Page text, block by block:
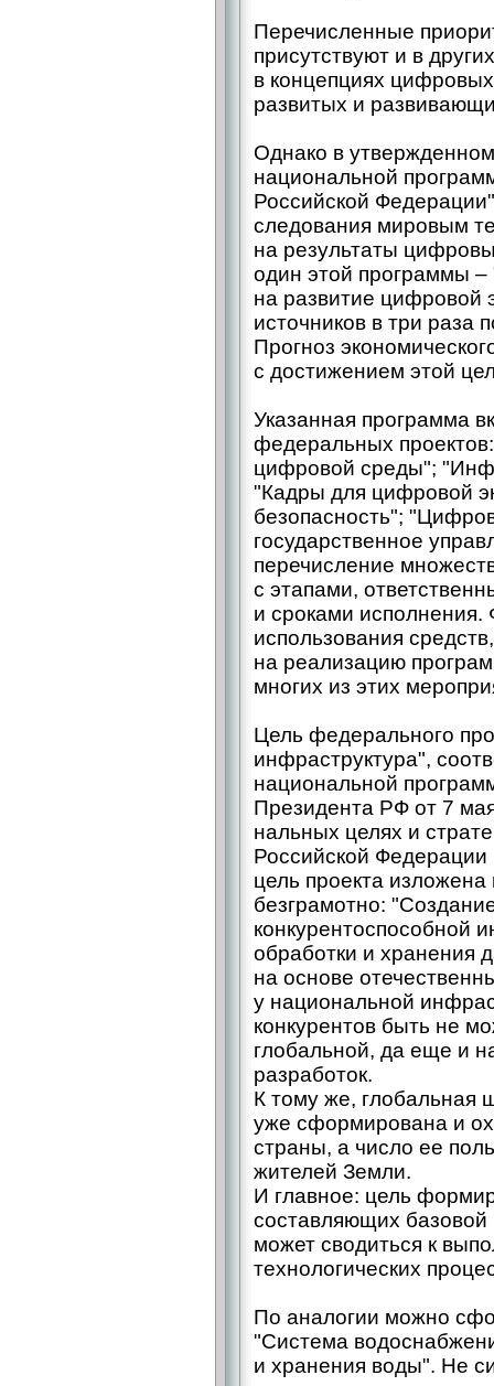
Перечисленные
присутствуют и в
в концепциях
развитых и
Однако в
национальной
Российской
следования мировым
на результаты
один этой программы –
на развитие цифровой
источников в три раза
Прогноз
с достижением этой
Указанная программа
федеральных
цифровой среды";
"Кадры для цифровой
безопасность";
государственное
перечисление
с этапами,
и сроками исполнения.
использования
на реализацию
многих из этих
Цель федерального
инфраструктура",
национальной
Президента РФ от 7
нальных целях и
Российской
цель проекта изложена
безграмотно:
конкурентоспособной
обработки и хранения
на основе
у национальной
конкурентов быть не
глобальной, да еще и
разработок.
К тому же, глобальная
уже сформирована и
страны, а число ее
жителей Земли.
И главное: цель
составляющих
может сводиться к
технологических
По аналогии можно
"Система
и хранения воды". Не